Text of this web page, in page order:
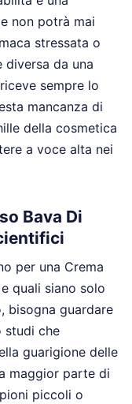
non potrà mai
stressata o
diversa da una
sempre lo
mancanza di
della cosmetica
a voce alta nei
Bava Di
per una Crema
quali siano solo
bisogna guardare
studi che
guarigione delle
maggior parte di
piccoli o